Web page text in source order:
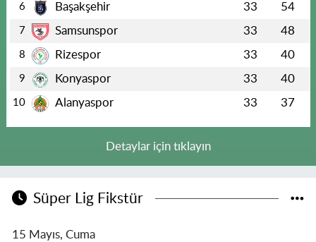
6 Başakşehir 33 54
7 Samsunspor 33 48
8 Rizespor 33 40
9 Konyaspor 33 40
10 Alanyaspor 33 37
Detaylar için tıklayın
Süper Lig Fikstür
15 Mayıs, Cuma